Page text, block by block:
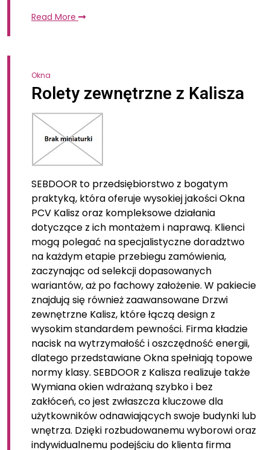
Read More
Okna
Rolety zewnętrzne z Kalisza
SEBDOOR to przedsiębiorstwo z bogatym
praktyką, która oferuje wysokiej jakości Okna
PCV Kalisz oraz kompleksowe działania
dotyczące z ich montażem i naprawą. Klienci
mogą polegać na specjalistyczne doradztwo
na każdym etapie przebiegu zamówienia,
zaczynając od selekcji dopasowanych
wariantów, aż po fachowy założenie. W pakiecie
znajdują się również zaawansowane Drzwi
zewnętrzne Kalisz, które łączą design z
wysokim standardem pewności. Firma kładzie
nacisk na wytrzymałość i oszczędność energii,
dlatego przedstawiane Okna spełniają topowe
normy klasy. SEBDOOR z Kalisza realizuje także
Wymiana okien wdrażaną szybko i bez
zakłóceń, co jest zwłaszcza kluczowe dla
użytkowników odnawiających swoje budynki lub
wnętrza. Dzięki rozbudowanemu wyborowi oraz
indywidualnemu podejściu do klienta firma